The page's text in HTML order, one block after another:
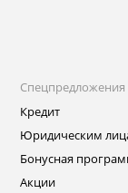
Спецпредложения
Кредит
Юридическим
Бонусная
Акции